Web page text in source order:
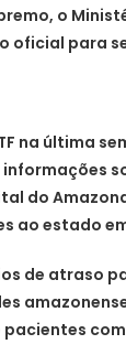
o
oficial para
na última
do
ao estado
de atraso